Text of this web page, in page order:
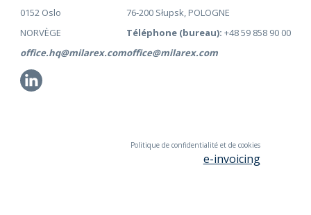
0152 Oslo
NORVÈGE
office.hq@milarex.com
Li
76-200 Słupsk, POLOGNE
Téléphone (bureau): +48 59 858 90 00
office@milarex.com
Politique de confidentialité et de cookies
e-invoicing